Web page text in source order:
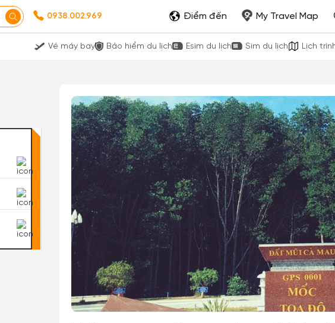
0938.002.969 Điểm đến My Travel Map
Vé máy bay Bảo hiểm du lịch Esim du lịch Sim du lịch Lịch